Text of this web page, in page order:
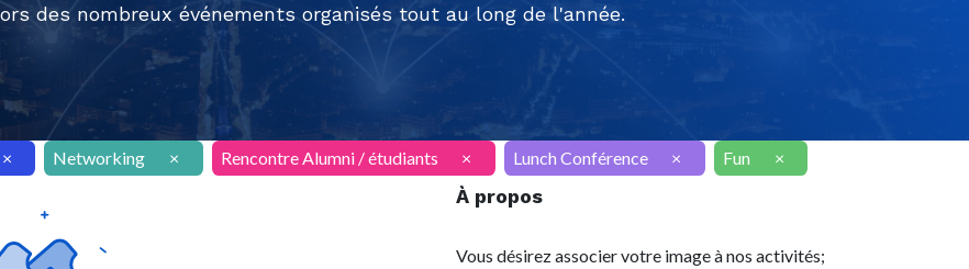
des nombreux événements organisés tout au long de l'année.
× Networking × Rencontre Alumni / étudiants × Lunch Conférence × Fun ×
À propos
Vous désirez associer votre image à nos activités;